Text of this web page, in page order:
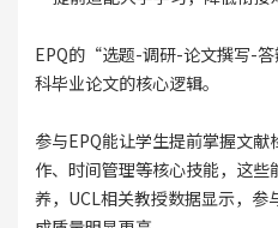
EPQ的“选题-调研-论文撰写-
科毕业论文的核心逻辑。
参与EPQ能让学生提前掌握文
作、时间管理等核心技能，这
养，UCL相关教授数据显示，参